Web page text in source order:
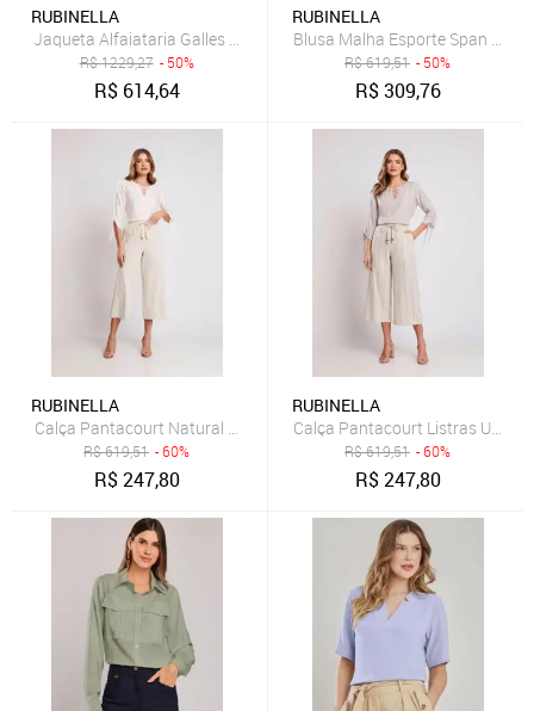
RUBINELLA
Jaqueta Alfaiataria Galles Taylor Unica
R$1229,27 - 50%
R$ 614,64
RUBINELLA
Blusa Malha Esporte Span Bari
R$619,51 - 50%
R$309,76
RUBINELLA
Calça Pantacourt Natural Crú
R$619,51 - 60%
R$247,80
RUBINELLA
Calça Pantacourt Listras Unica
R$619,51 - 60%
R$247,80